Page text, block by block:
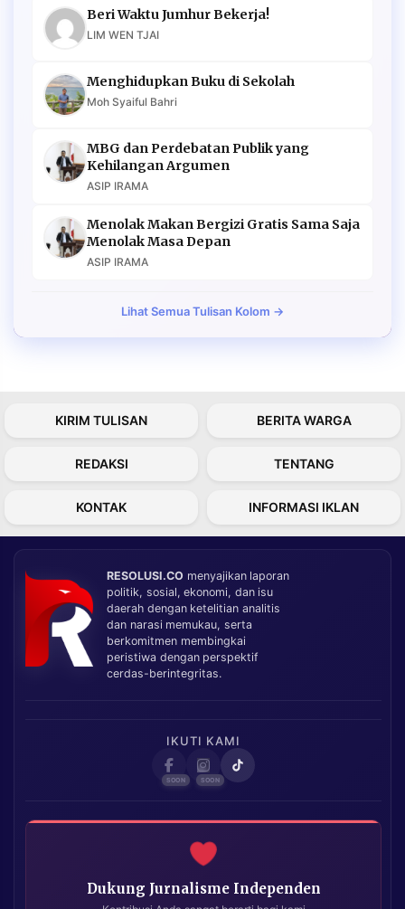
Beri Waktu Jumhur Bekerja!
LIM WEN TJAI
Menghidupkan Buku di Sekolah
Moh Syaiful Bahri
MBG dan Perdebatan Publik yang
Kehilangan Argumen
ASIP IRAMA
Menolak Makan Bergizi Gratis Sama Saja
Menolak Masa Depan
ASIP IRAMA
Lihat Semua Tulisan Kolom →
KIRIM TULISAN BERITA WARGA
REDAKSI TENTANG
KONTAK INFORMASI IKLAN
RESOLUSI.CO menyajikan laporan
politik, sosial, ekonomi, dan isu
daerah dengan ketelitian analitis
dan narasi memukau, serta
berkomitmen membingkai
peristiwa dengan perspektif
cerdas-berintegritas.
IKUTI KAMI
Dukung Jurnalisme Independen